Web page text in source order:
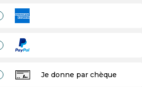
Je donne par chèque